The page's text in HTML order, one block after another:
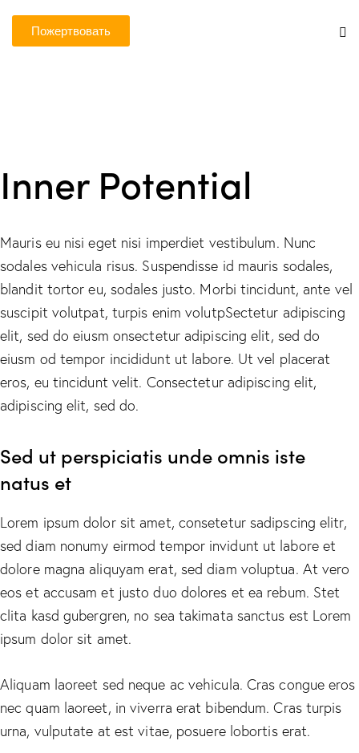
Пожертвовать
Inner Potential
Mauris eu nisi eget nisi imperdiet vestibulum. Nunc
sodales vehicula risus. Suspendisse id mauris sodales,
blandit tortor eu, sodales justo. Morbi tincidunt, ante vel
suscipit volutpat, turpis enim volutpSectetur adipiscing
elit, sed do eiusm onsectetur adipiscing elit, sed do
eiusm od tempor incididunt ut labore. Ut vel placerat
eros, eu tincidunt velit. Consectetur adipiscing elit,
adipiscing elit, sed do.
Sed ut perspiciatis unde omnis iste
natus et
Lorem ipsum dolor sit amet, consetetur sadipscing elitr,
sed diam nonumy eirmod tempor invidunt ut labore et
dolore magna aliquyam erat, sed diam voluptua. At vero
eos et accusam et justo duo dolores et ea rebum. Stet
clita kasd gubergren, no sea takimata sanctus est Lorem
ipsum dolor sit amet.
Aliquam laoreet sed neque ac vehicula. Cras congue eros
nec quam laoreet, in viverra erat bibendum. Cras turpis
urna, vulputate at est vitae, posuere lobortis erat.